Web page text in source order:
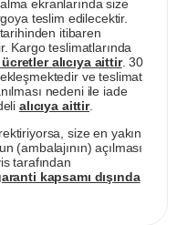
ekranlarında size
teslim edilecektir.
itibaren
Kargo teslimatlarında
alıcıya aittir. 30
ve teslimat
nedeni ile iade
alıcıya aittir.
size en yakın
(ambalajının) açılması
tarafından
kapsamı dışında